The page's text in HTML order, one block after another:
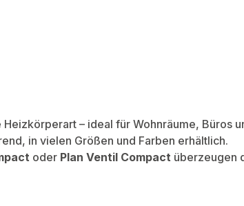
– ideal für Wohnräume, Büros
in vielen Größen und Farben erhältlich.
oder Plan Ventil Compact überzeugen